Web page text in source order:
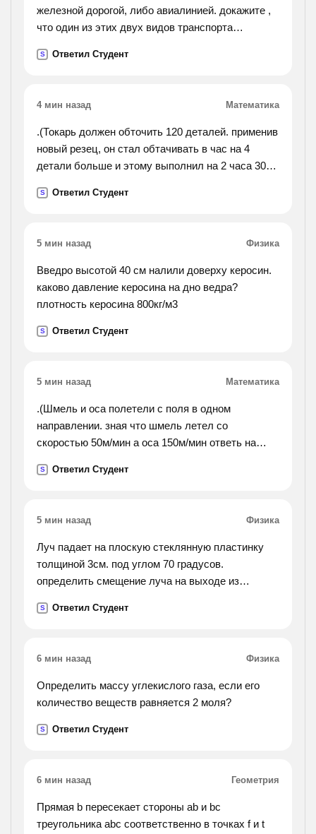
железной дорогой, либо авиалинией. докажите ,
что один из этих двух видов транспорта
из любого города в любой(возможно с
S Ответил Студент
4 мин назад Математика
.(Токарь должен обточить 120 деталей. применив
новый резец, он стал обтачивать в час на 4
детали больше и этому выполнил на 2 часа 30
обтачивал токарь используя новый резец?).
S Ответил Студент
5 мин назад Физика
Введро высотой 40 см налили доверху керосин.
каково давление керосина на дно ведра?
плотность керосина 800кг/м3
S Ответил Студент
5 мин назад Математика
.(Шмель и оса полетели с поля в одном
направлении. зная что шмель летел со
скоростью 50м/мин а оса 150м/мин ответь на
оса догонит шмеля, если он вылетит на 5 минут
S Ответил Студент
5 мин назад Физика
Луч падает на плоскую стеклянную пластинку
толщиной 3см. под углом 70 градусов.
определить смещение луча на выходе из
равен 1,5
S Ответил Студент
6 мин назад Физика
Определить массу углекислого газа, если его
количество веществ равняется 2 моля?
S Ответил Студент
6 мин назад Геометрия
Прямая b пересекает стороны ab и bc
треугольника abc соответственно в точках f и t